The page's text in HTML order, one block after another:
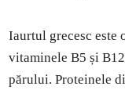
Iaurtul grecesc este
vitaminele B5 și
părului. Proteinele